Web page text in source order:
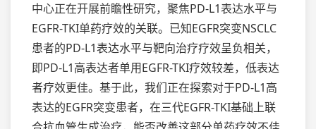
中心正在开展前瞻性研究，聚焦PD-L1表达水平与
EGFR-TKI单药疗效的关联。已知EGFR突变NSCLC
患者的PD-L1表达水平与靶向治疗疗效呈负相关，
即PD-L1高表达者单用EGFR-TKI疗效较差，低表达
者疗效更佳。基于此，我们正在探索对于PD-L1高
表达的EGFR突变患者，在三代EGFR-TKI基础上联